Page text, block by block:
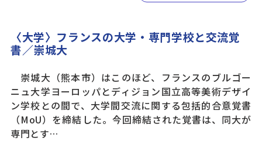
〈大学〉フランスの大学・専門学校と交流覚
書／崇城大
崇城大（熊本市）はこのほど、フランスのブルゴー
ニュ大学ヨーロッパとディジョン国立高等美術デザイ
ン学校との間で、大学間交流に関する包括的合意覚書
（MoU）を締結した。今回締結された覚書は、同大が
専門とす…